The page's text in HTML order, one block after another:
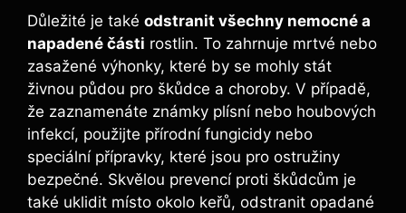
Důležité je také odstranit všechny nemocné a
napadené části rostlin. To zahrnuje mrtvé nebo
zasažené výhonky, které by se mohly stát
živnou půdou pro škůdce a choroby. V případě,
že zaznamenáte známky plísní nebo houbových
infekcí, použijte přírodní fungicidy nebo
speciální přípravky, které jsou pro ostružiny
bezpečné. Skvělou prevencí proti škůdcům je
také uklidit místo okolo keřů, odstranit opadané